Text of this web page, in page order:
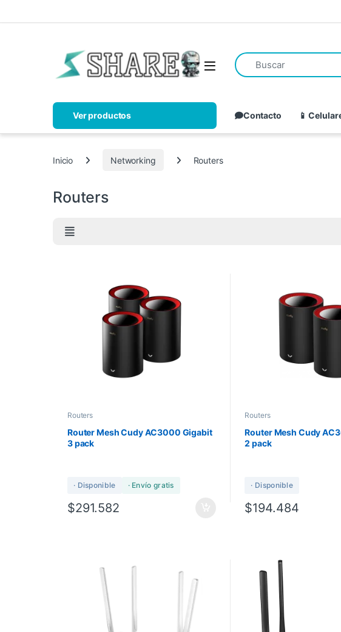
Ver productos Contacto 📱
Inicio Networking Routers
Routers
Routers
Router Mesh Cudy AC3000 Gigabit
3 pack
· Disponible · Envío gratis
$291.582
Routers
Router Mesh Cudy
2 pack
· Disponible
$194.484